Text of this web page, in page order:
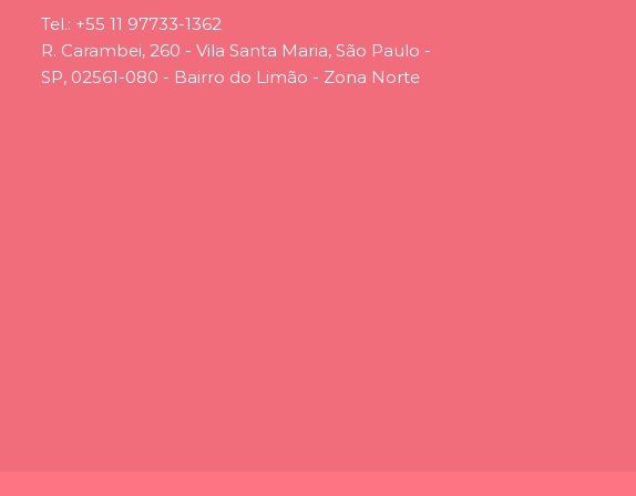
Tel.: +55 11 97733-1362
R. Carambei, 260 - Vila Santa Maria, São Paulo -
SP, 02561-080 - Bairro do Limão - Zona Norte